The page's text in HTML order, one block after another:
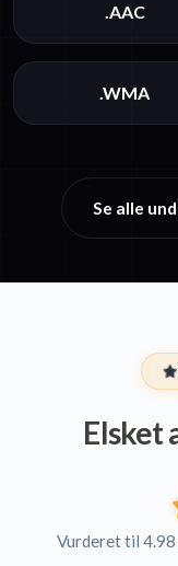
.AAC
.WMA
Se alle
Elsket
Vurderet til 4.98